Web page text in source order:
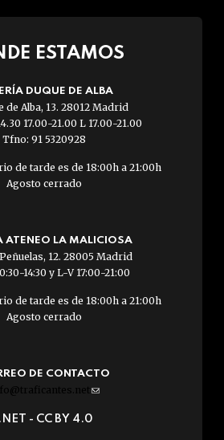
ESTAMOS
DUQUE DE ALBA
de Alba, 13. 28012 Madrid
17.00-21.00 L 17.00-21.00
Tfno: 91 5320928
de tarde es de 18:00h a 21:00h
Agosto cerrado
ATENEO LA MALICIOSA
12. 28005 Madrid
14:30 y L-V 17:00-21:00
de tarde es de 18:00h a 21:00h
Agosto cerrado
DE CONTACTO
(link
e-
- CC BY 4.0